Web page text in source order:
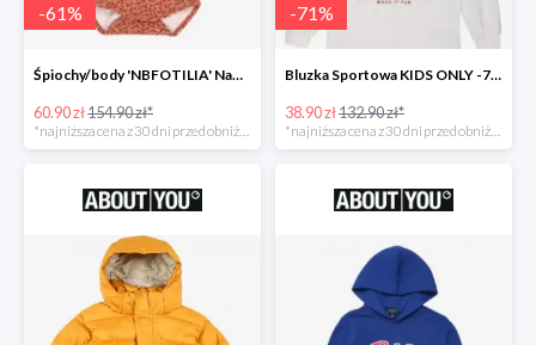
-61%
Śpiochy/body 'NBFOTILIA' Name It -62%
60.90 zł154.90 zł*
*najniższa cena z 30 dni przed obniżką
-71%
Bluzka Sportowa KIDS ONLY -71%
38.90 zł132.90 zł*
*najniższa cena z 30 dni przed obniżką